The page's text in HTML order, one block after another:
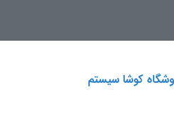
کوشا سیستم